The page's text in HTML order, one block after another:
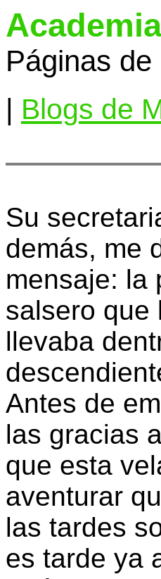
Páginas
Blogs de
Su
demás, me
mensaje: la
salsero que
llevaba
Antes de
las gracias
que esta
aventurar
las tardes
es tarde ya